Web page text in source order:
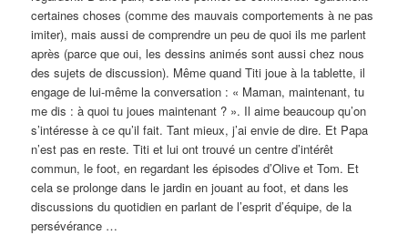
certaines choses (comme des mauvais comportements à ne pas
imiter), mais aussi de comprendre un peu de quoi ils me parlent
après (parce que oui, les dessins animés sont aussi chez nous
des sujets de discussion). Même quand Titi joue à la tablette, il
engage de lui-même la conversation : « Maman, maintenant, tu
me dis : à quoi tu joues maintenant ? ». Il aime beaucoup qu’on
s’intéresse à ce qu’il fait. Tant mieux, j’ai envie de dire. Et Papa
n’est pas en reste. Titi et lui ont trouvé un centre d’intérêt
commun, le foot, en regardant les épisodes d’Olive et Tom. Et
cela se prolonge dans le jardin en jouant au foot, et dans les
discussions du quotidien en parlant de l’esprit d’équipe, de la
persévérance …